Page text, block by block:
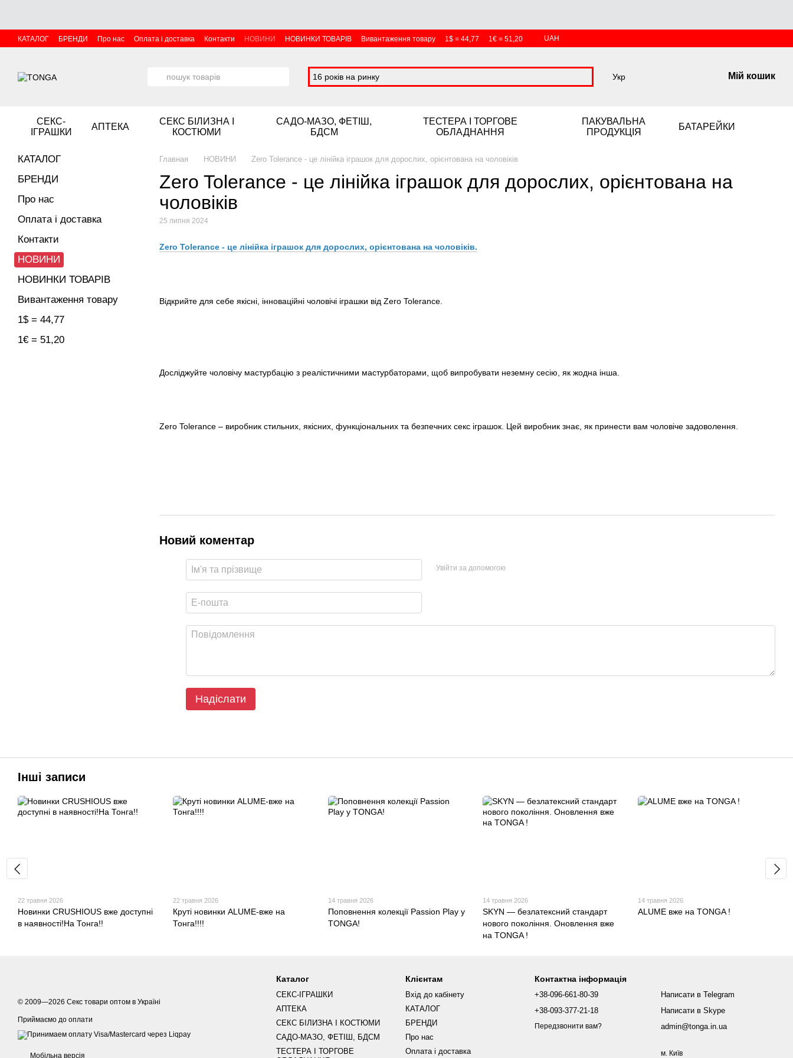
КАТАЛОГ БРЕНДИ Про нас Оплата і доставка Контакти НОВИНИ НОВИНКИ ТОВАРІВ Вивантаження товару 1$ = 44,77 1€ = 51,20 UAH
16 років на ринку Укр Мій кошик
СЕКС-
ІГРАШКИ
АПТЕКА
СЕКС БІЛИЗНА І
КОСТЮМИ
САДО-МАЗО, ФЕТІШ,
БДСМ
ТЕСТЕРА І ТОРГОВЕ
ОБЛАДНАННЯ
ПАКУВАЛЬНА
ПРОДУКЦІЯ
БАТАРЕЙКИ
Главная НОВИНИ Zero Tolerance - це лінійка іграшок для дорослих, орієнтована на чоловіків
Zero Tolerance - це лінійка іграшок для дорослих, орієнтована на
чоловіків
25 липня 2024
Zero Tolerance - це лінійка іграшок для дорослих, орієнтована на чоловіків.
Відкрийте для себе якісні, інноваційні чоловічі іграшки від Zero Tolerance.
Досліджуйте чоловічу мастурбацію з реалістичними мастурбаторами, щоб випробувати неземну сесію, як жодна інша.
Zero Tolerance – виробник стильних, якісних, функціональних та безпечних секс іграшок. Цей виробник знає, як принести вам чоловіче задоволення.
Новий коментар
Увійти за допомогою
Надіслати
КАТАЛОГ
БРЕНДИ
Про нас
Оплата і доставка
Контакти
НОВИНИ
НОВИНКИ ТОВАРІВ
Вивантаження товару
1$ = 44,77
1€ = 51,20
Інші записи
22 травня 2026
Новинки CRUSHIOUS вже доступні
в наявності!На Тонга!!
22 травня 2026
Круті новинки ALUME-вже на
Тонга!!!!
14 травня 2026
Поповнення колекції Passion Play у
TONGA!
14 травня 2026
SKYN — безлатексний стандарт
нового покоління. Оновлення вже
на TONGA !
14 травня 2026
ALUME вже на TONGA !
© 2009—2026 Секс товари оптом в Україні
Приймаємо до оплати
Мобільна версія
Каталог
СЕКС-ІГРАШКИ
АПТЕКА
СЕКС БІЛИЗНА І КОСТЮМИ
САДО-МАЗО, ФЕТІШ, БДСМ
ТЕСТЕРА І ТОРГОВЕ
Клієнтам
Вхід до кабінету
КАТАЛОГ
БРЕНДИ
Про нас
Оплата і доставка
Контактна інформація
+38-096-661-80-39
+38-093-377-21-18
Передзвонити вам?
Написати в Telegram
Написати в Skype
admin@tonga.in.ua
м. Київ